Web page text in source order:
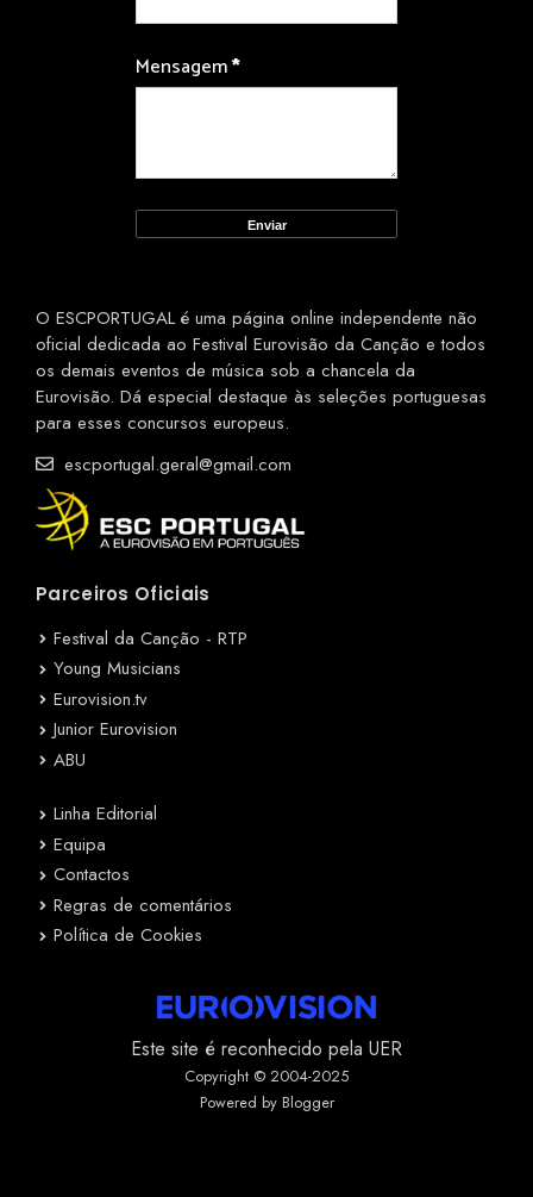
Mensagem*
O ESCPORTUGAL é uma página online independente não
oficial dedicada ao Festival Eurovisão da Canção e todos
os demais eventos de música sob a chancela da
Eurovisão. Dá especial destaque às seleções portuguesas
para esses concursos europeus.
escportugal.geral@gmail.com
Parceiros Oficiais
Festival da Canção - RTP
Young Musicians
Eurovision.tv
Junior Eurovision
ABU
Linha Editorial
Equipa
Contactos
Regras de comentários
Política de Cookies
Este site é reconhecido pela UER
Copyright © 2004-2025
Powered by Blogger